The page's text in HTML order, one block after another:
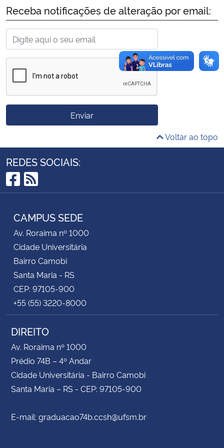
Secretaria-Geral
Secretaria de Governo
Gabinete de Segurança Institucional
Receba notificações de alteração por email:
Enviar
Voltar ao topo
REDES SOCIAIS:
Facebook
RSS
CAMPUS SEDE
Av. Roraima nº 1000
Cidade Universitária
Bairro Camobi
Santa Maria - RS
CEP: 97105-900
+55 (55) 3220-8000
DIREITO
Av. Roraima nº 1000
Prédio 74B – 4º Andar
Cidade Universitária - Bairro Camobi
Santa Maria – RS - CEP: 97105-900
E-mail: graduacao74b.ccsh@ufsm.br